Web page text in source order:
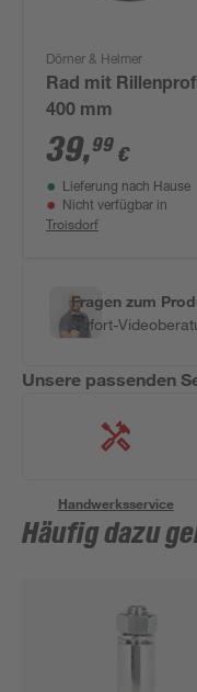
Dörner & Helmer
Rad mit
400 mm
39,99 €
Lieferung nach Hause
Nicht verfügbar in
Troisdorf
Fragen zum
Sofort-
Unsere passenden
Handwerksservice
Häufig dazu